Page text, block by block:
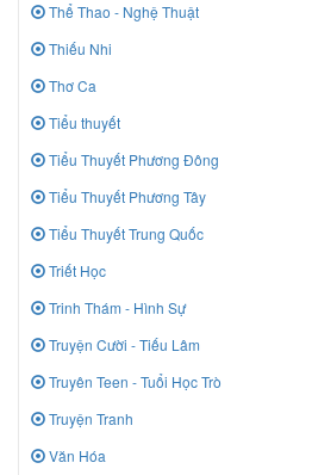
Thể Thao - Nghệ Thuật
Thiếu Nhi
Thơ Ca
Tiểu thuyết
Tiểu Thuyết Phương Đông
Tiểu Thuyết Phương Tây
Tiểu Thuyết Trung Quốc
Triết Học
Trinh Thám - Hình Sự
Truyện Cười - Tiếu Lâm
Truyên Teen - Tuổi Học Trò
Truyện Tranh
Văn Hóa